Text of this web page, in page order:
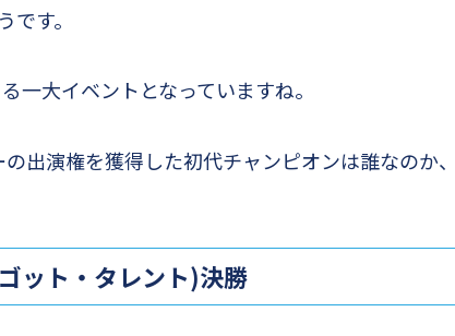
です。
一大イベントとなっていますね。
出演権を獲得した初代チャンピオンは誰なのか、
ット・タレント)決勝